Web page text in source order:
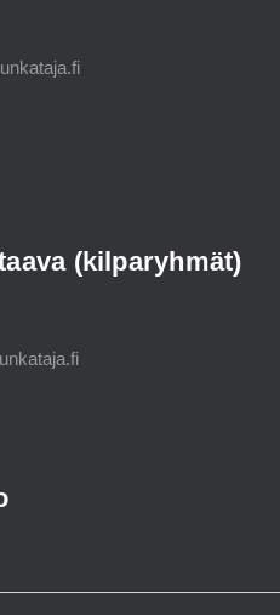
(kilparyhmät)